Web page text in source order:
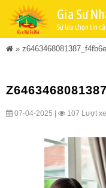
Gia Sư
Sự lựa chọn tin
»
07-04-2025 | 107 Lượt